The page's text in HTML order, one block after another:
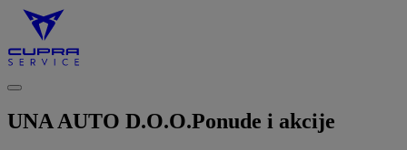
UNA AUTO D.O.O.Ponude i akcije